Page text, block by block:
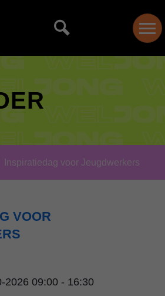
Inspiratiedag voor Jeugdwerkers
VOOR
2026 09:00 - 16:30